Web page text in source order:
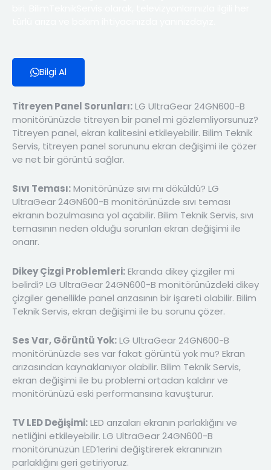
Bilgi Al
Titreyen Panel Sorunları:LG UltraGear 24GN600-B
monitörünüzde titreyen bir panel mi gözlemliyorsunuz?
Titreyen panel, ekran kalitesini etkileyebilir. Bilim Teknik
Servis, titreyen panel sorununu ekran değişimi ile çözer
ve net bir görüntü sağlar.
Sıvı Teması:Monitörünüze sıvı mı döküldü? LG
UltraGear 24GN600-B monitörünüzde sıvı teması
ekranın bozulmasına yol açabilir. Bilim Teknik Servis, sıvı
temasının neden olduğu sorunları ekran değişimi ile
onarır.
Dikey Çizgi Problemleri:Ekranda dikey çizgiler mi
belirdi? LG UltraGear 24GN600-B monitörünüzdeki dikey
çizgiler genellikle panel arızasının bir işareti olabilir. Bilim
Teknik Servis, ekran değişimi ile bu sorunu çözer.
Ses Var, Görüntü Yok:LG UltraGear 24GN600-B
monitörünüzde ses var fakat görüntü yok mu? Ekran
arızasından kaynaklanıyor olabilir. Bilim Teknik Servis,
ekran değişimi ile bu problemi ortadan kaldırır ve
monitörünüzü eski performansına kavuşturur.
TV LED Değişimi:LED arızaları ekranın parlaklığını ve
netliğini etkileyebilir. LG UltraGear 24GN600-B
monitörünüzün LED’lerini değiştirerek ekranınızın
parlaklığını geri getiriyoruz.